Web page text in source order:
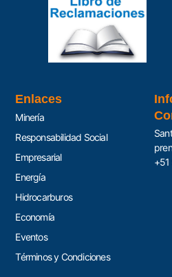
Enlaces
Minería
Responsabilidad Social
Empresarial
Energía
Hidrocarburos
Economía
Eventos
Términos y Condiciones